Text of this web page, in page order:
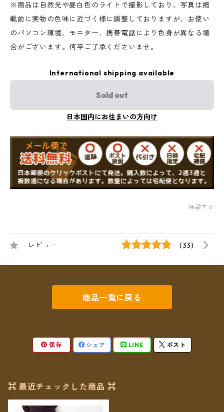
※商品は自然光や昼白色のライトで撮影しており、写真は掲
載前に実物の色味に近づく様に調整しておりますが、お使い
のパソコン環境、モニター、携帯電話により色身が異なる場
合がございます。何卒ご了承くださいませ。
International shipping available
Sold out
日本国内にお住まいの方向け
通報する
レビュー (33)
商品一覧に戻る
保存 シェア LINE ポスト
⌘ 最近チェックした商品 ⌘